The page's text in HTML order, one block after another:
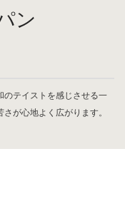
ン
のテイストを感じさせる一
が心地よく広がります。